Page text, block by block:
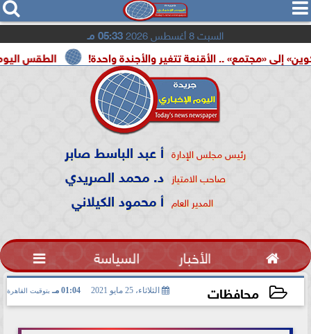
  
السبت 8 أغسطس 2026 05:33 مـ
الطقس اليوم.. شديد الحرارة تتغير والأجندة واحدة!
رئيس مجلس الإدارة أ عبد الباسط صابر
صاحب الامتياز د. محمد الصريدي
المدير العام أ محمود الكيلاني
 الأخبار السياسة 
محافظات الثلاثاء، 25 مايو 2021 01:04 مـ بتوقيت القاهرة